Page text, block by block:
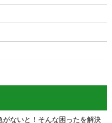
ないと！そんな困ったを解決